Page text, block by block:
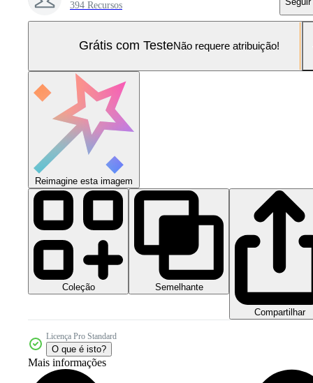
394 Recursos
Grátis com TesteNão requere atribuição!
Reimagine esta imagem
Coleção Semelhante
Compartilhar
Licença Pro Standard
O que é isto?
Mais informações